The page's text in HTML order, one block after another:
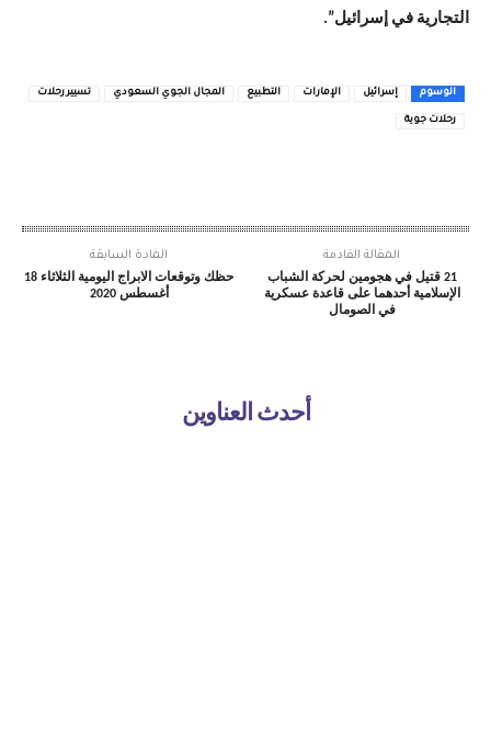
التجارية في إسرائيل”.
الوسوم إسرائيل الإمارات التطبيع المجال الجوي السعودي تسيير رحلات
رحلات جوية
المادة السابقة
حظك وتوقعات الابراج اليومية الثلاثاء 18
أغسطس 2020
المقالة القادمة
21 قتيل في هجومين لحركة الشباب
الإسلامية أحدهما على قاعدة عسكرية
في الصومال
أحدث العناوين